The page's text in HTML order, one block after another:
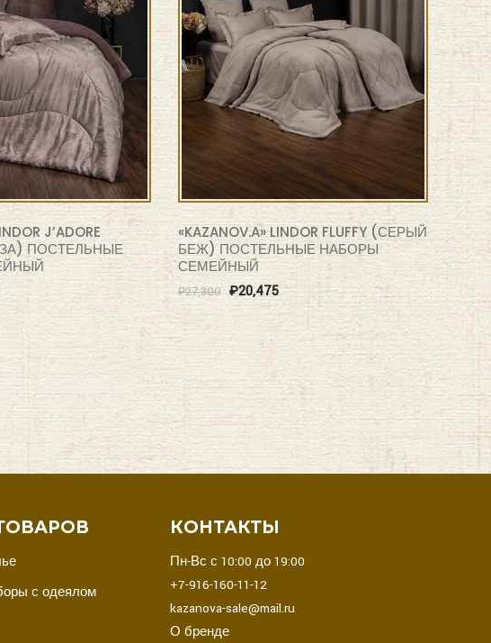
J’ADORE
ПОСТЕЛЬНЫЕ
«KAZANOV.A» LINDOR FLUFFY (СЕРЫЙ
БЕЖ) ПОСТЕЛЬНЫЕ НАБОРЫ
СЕМЕЙНЫЙ
₽27,300 ₽20,475
с одеялом
КОНТАКТЫ
Пн-Вс с 10:00 до 19:00
+7-916-160-11-12
kazanova-sale@mail.ru
О бренде